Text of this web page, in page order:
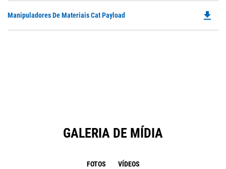
Manipuladores De Materiais Cat Payload file_download
GALERIA DE MÍDIA
FOTOS VÍDEOS